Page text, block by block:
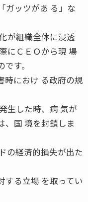
ガッツがあ る」な
が組織全体に浸透
にＣＥＯから現 場
す。
におけ る政府の規
生した時、病 気が
、国 境を封鎖しま
の経済的損失が出た
する立場 を取ってい